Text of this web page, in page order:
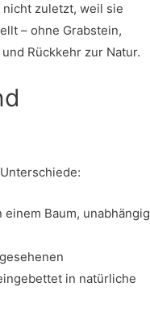
zuletzt, weil sie
– ohne Grabstein,
Rückkehr zur Natur.
Baum, unabhängig
in natürliche